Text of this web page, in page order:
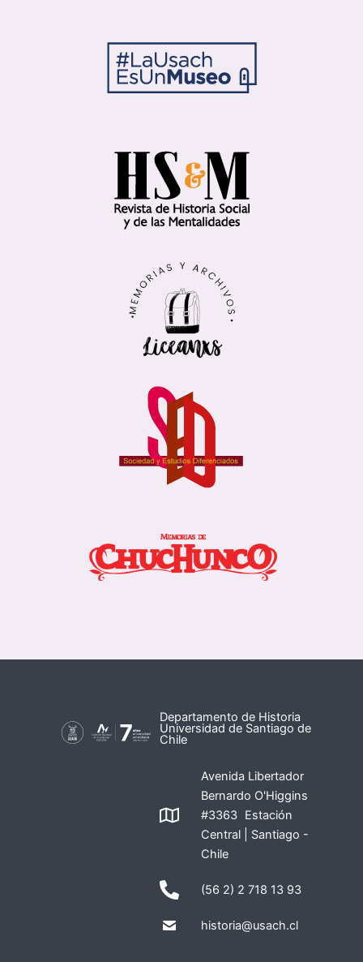
Departamento de Historia
Universidad de Santiago de
Chile
Avenida Libertador
Bernardo O'Higgins
#3363 Estación
Central | Santiago -
Chile
(56 2) 2 718 13 93
historia@usach.cl